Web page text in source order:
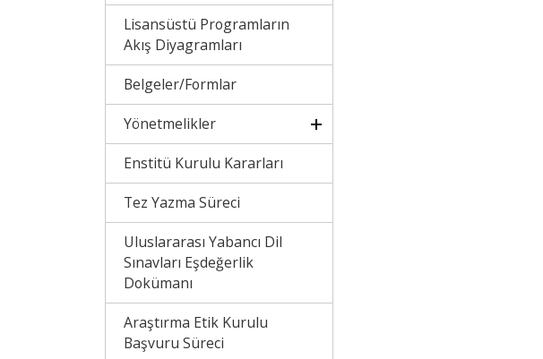
Lisansüstü Programların
Akış Diyagramları
Belgeler/Formlar
Yönetmelikler
Enstitü Kurulu Kararları
Tez Yazma Süreci
Uluslararası Yabancı Dil
Sınavları Eşdeğerlik
Dokümanı
Araştırma Etik Kurulu
Başvuru Süreci